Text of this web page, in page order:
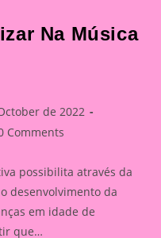
Na Música
de 2022
Comments
possibilita através da
desenvolvimento da
em idade de
que…